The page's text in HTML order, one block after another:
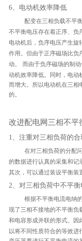
6、电动机效率降低
配变在三相负载不平
不平衡电压存在着正序、
电动机后，负序电压产生
作用。但由于正序磁场比
动。 而由于负序磁场的制
动机效率降低。同时，电
而增大。所以电动机在三
的。
改进配电网三相不平
1、注重对三相负荷的
在对三相负荷的分配
的数据进行认真的采集和记
其次，可以通过装设平衡装
2、对三相负荷中不平
根据不平衡电流电纳
现了三相不接地的不平衡
和电容形成并联的形式。 因
以将不同性质符合的等效进